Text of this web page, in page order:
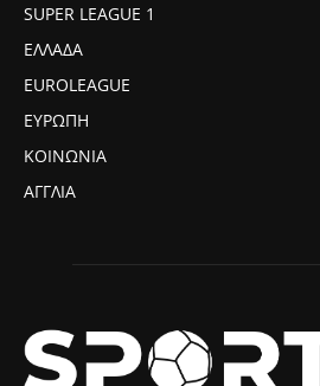
SUPER LEAGUE 1
ΕΛΛΑΔΑ
EUROLEAGUE
ΕΥΡΩΠΗ
ΚΟΙΝΩΝΙΑ
ΑΓΓΛΙΑ